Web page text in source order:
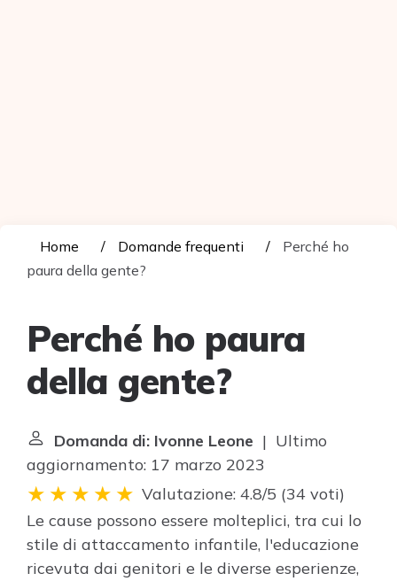
Home Domande frequenti
Perché ho
paura della gente?
Perché ho paura
della gente?
Domanda di: Ivonne Leone | Ultimo
aggiornamento: 17 marzo 2023
Valutazione: 4.8/5 (34 voti)
Le cause possono essere molteplici, tra cui lo
stile di attaccamento infantile, l'educazione
ricevuta dai genitori e le diverse esperienze,